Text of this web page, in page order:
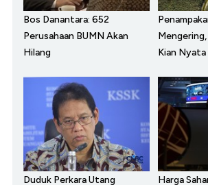
Bos Danantara: 652
Perusahaan BUMN Akan
Hilang
Kian Nyata
Duduk Perkara Utang
Harga